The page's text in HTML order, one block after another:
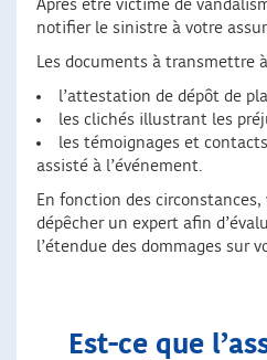
Après être victime de
notifier le sinistre à votre
Les documents à transmettre
l’attestation de dépôt de
les clichés illustrant les
les témoignages et
assisté à l’événement.
En fonction des
dépêcher un expert afin
l’étendue des dommages sur
Est-ce que